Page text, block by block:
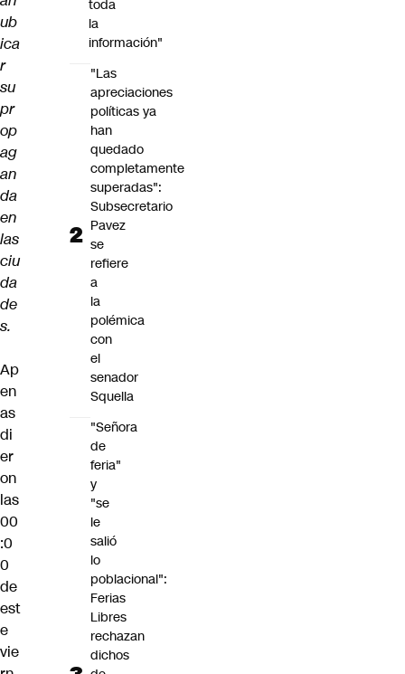
ub
ica
r
su
pr
op
ag
an
da
en
las
ciu
da
de
s.
Ap
en
as
di
er
on
las
00
:0
0
de
est
e
vie
toda
la
información"
"Las
apreciaciones
políticas ya
han
quedado
completamente
superadas":
Subsecretario
Pavez
se
refiere
a
la
polémica
con
el
senador
Squella
"Señora
de
feria"
y
"se
le
salió
lo
poblacional":
Ferias
Libres
rechazan
dichos